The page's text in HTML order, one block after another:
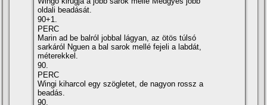
oldali beadását.
90+1.
PERC
Marin ad be balról jobbal lágyan, az ötös túlsó
sarkáról Nguen a bal sarok mellé fejeli a labdát,
méterekkel.
90.
PERC
Wingi kiharcol egy szögletet, de nagyon rossz a
beadás.
90.